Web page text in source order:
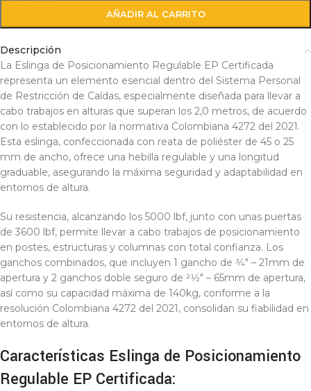
AÑADIR AL CARRITO
Descripción
La Eslinga de Posicionamiento Regulable EP Certificada
representa un elemento esencial dentro del Sistema Personal
de Restricción de Caídas, especialmente diseñada para llevar a
cabo trabajos en alturas que superan los 2,0 metros, de acuerdo
con lo establecido por la normativa Colombiana 4272 del 2021.
Esta eslinga, confeccionada con reata de poliéster de 45 o 25
mm de ancho, ofrece una hebilla regulable y una longitud
graduable, asegurando la máxima seguridad y adaptabilidad en
entornos de altura.
Su resistencia, alcanzando los 5000 lbf, junto con unas puertas
de 3600 lbf, permite llevar a cabo trabajos de posicionamiento
en postes, estructuras y columnas con total confianza. Los
ganchos combinados, que incluyen 1 gancho de 3⁄4″ – 21mm de
apertura y 2 ganchos doble seguro de 21⁄2″ – 65mm de apertura,
así como su capacidad máxima de 140kg, conforme a la
resolución Colombiana 4272 del 2021, consolidan su fiabilidad en
entornos de altura.
Características Eslinga de Posicionamiento
Regulable EP Certificada: